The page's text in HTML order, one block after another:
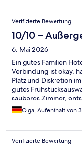
Verifizierte Bewertung
10/10 –
6. Mai 2026
Ein gutes Familien
Verbindung ist okay,
Platz und Diskretion
gutes
sauberes Zimmer,
Hotelgang mit Vögel
Olga, Aufenthalt von
Verifizierte Bewertung